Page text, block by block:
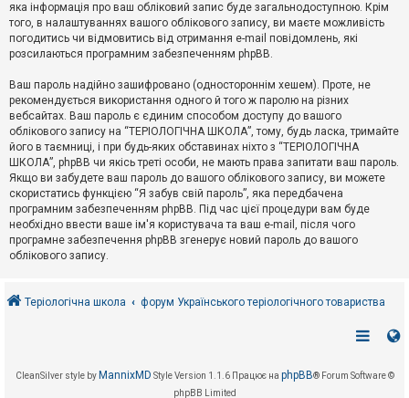
Д
о
м
о
г
яка інформація про ваш обліковий запис буде загальнодоступною. Крім
того, в налаштуваннях вашого облікового запису, ви маєте можливість
погодитись чи відмовитись від отримання e-mail повідомлень, які
розсилаються програмним забезпеченням phpBB.
Ваш пароль надійно зашифровано (одностороннім хешем). Проте, не
рекомендується використання одного й того ж паролю на різних
вебсайтах. Ваш пароль є єдиним способом доступу до вашого
облікового запису на “ТЕРІОЛОГІЧНА ШКОЛА”, тому, будь ласка, тримайте
його в таємниці, і при будь-яких обставинах ніхто з “ТЕРІОЛОГІЧНА
ШКОЛА”, phpBB чи якісь треті особи, не мають права запитати ваш пароль.
Якщо ви забудете ваш пароль до вашого облікового запису, ви можете
скористатись функцією “Я забув свій пароль”, яка передбачена
програмним забезпеченням phpBB. Під час цієї процедури вам буде
необхідно ввести ваше ім'я користувача та ваш e-mail, після чого
програмне забезпечення phpBB згенерує новий пароль до вашого
облікового запису.
Теріологічна школа форум Українського теріологічного товариства
CleanSilver style by MannixMD Style Version 1.1.6 Працює на phpBB® Forum Software ©
phpBB Limited